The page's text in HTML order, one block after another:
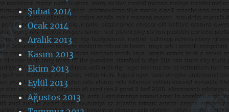
Şubat 2014
Ocak 2014
Aralık 2013
Kasım 2013
Ekim 2013
Eylül 2013
Ağustos 2013